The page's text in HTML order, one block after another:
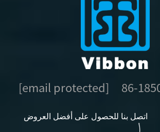
[email protected]
اتصل بنا للحصول على أفضل العروض